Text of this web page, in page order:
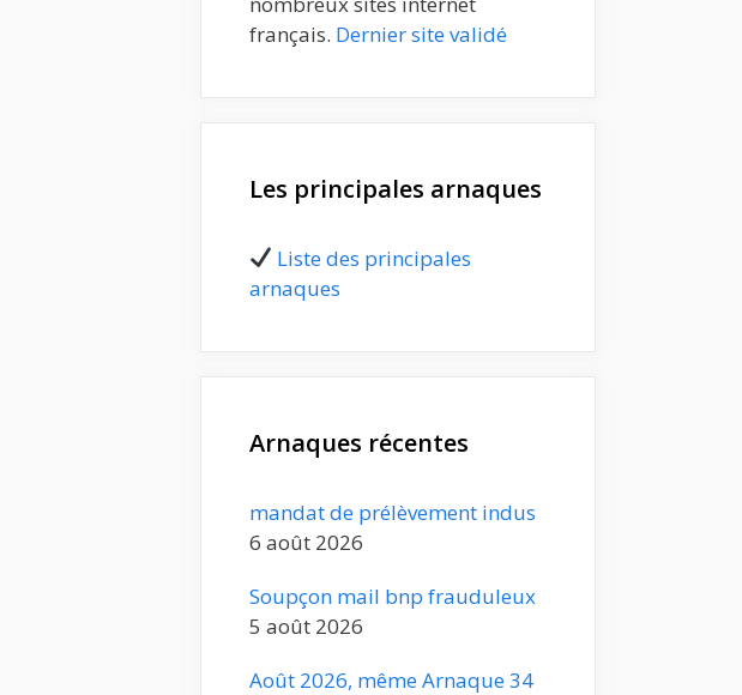
français. Dernier site validé
Les principales arnaques
Liste des principales
arnaques
Arnaques récentes
mandat de prélèvement indus
6 août 2026
Soupçon mail bnp frauduleux
5 août 2026
Août 2026, même Arnaque 34